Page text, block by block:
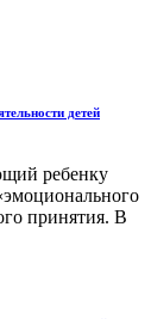
детей
ребенку
принятия. В